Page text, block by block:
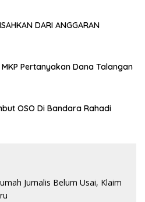
DARI ANGGARAN
Pertanyakan Dana Talangan
OSO Di Bandara Rahadi